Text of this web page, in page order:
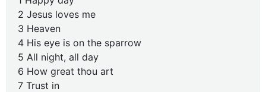
2 Jesus loves me
3 Heaven
4 His eye is on the sparrow
5 All night, all day
6 How great thou art
7 Trust in